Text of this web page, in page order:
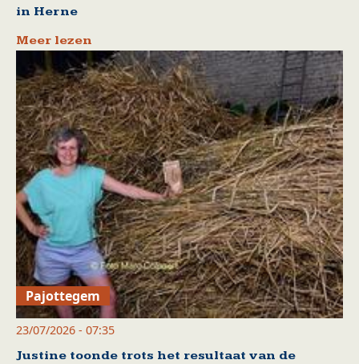
in Herne
Meer lezen
Pajottegem
23/07/2026 - 07:35
Justine toonde trots het resultaat van de